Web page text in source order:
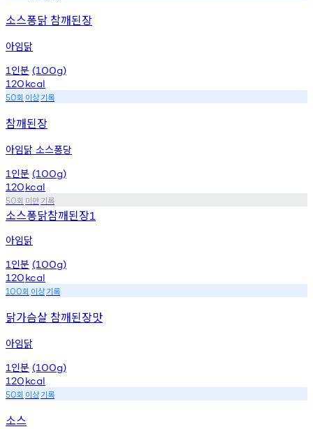
소스퐁닭 참깨된장
아임닭
1 인분 (100g)
120kcal
50회 이상기록
참깨된장
아임닭 소스퐁당
1 인분 (100g)
120kcal
50회 미만기록
소스퐁닭참깨된장1
아임닭
1 인분 (100g)
120kcal
100회 이상기록
닭가슴살 참깨된장맛
아임닭
1 인분 (100g)
120kcal
50회 이상기록
소스